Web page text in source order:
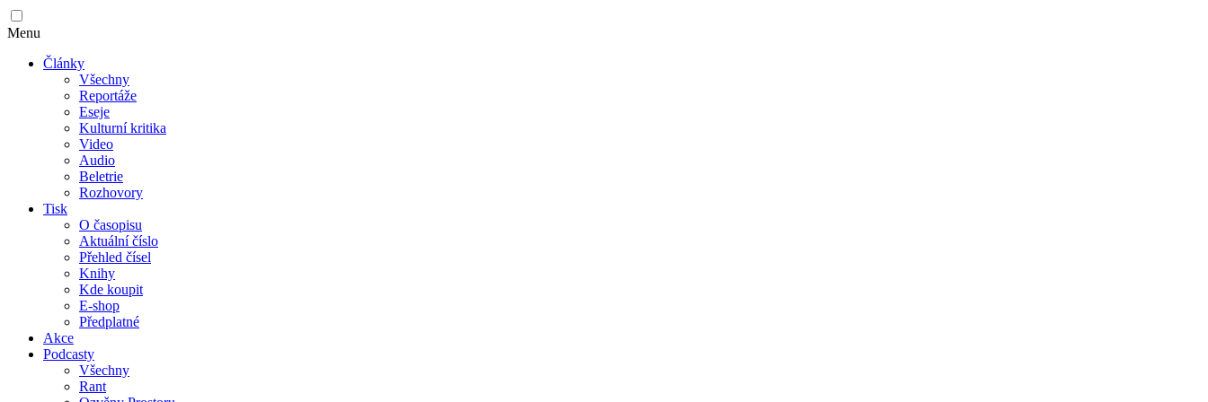
Menu
Články
Všechny
Reportáže
Eseje
Kulturní kritika
Video
Audio
Beletrie
Rozhovory
Tisk
O časopisu
Aktuální číslo
Přehled čísel
Knihy
Kde koupit
E-shop
Předplatné
Akce
Podcasty
Všechny
Rant